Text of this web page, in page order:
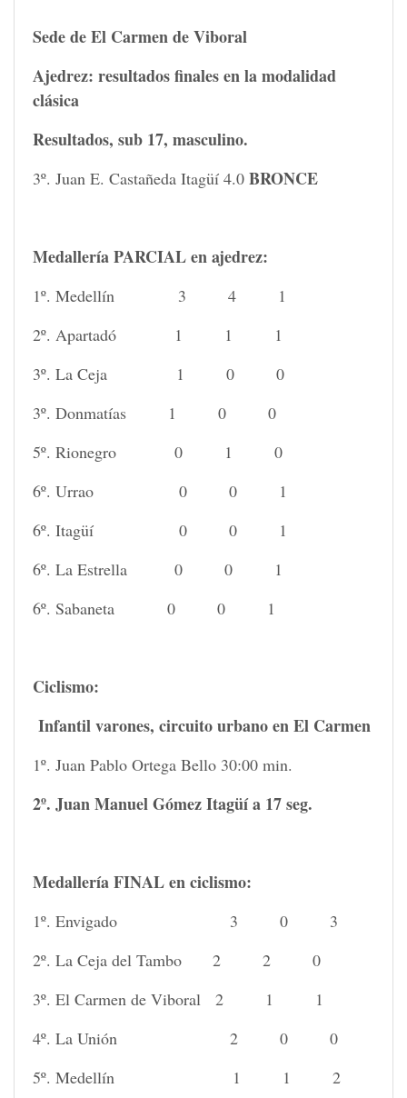
Sede de El Carmen de Viboral
Ajedrez: resultados finales en la modalidad
clásica
Resultados, sub 17, masculino.
3º. Juan E. Castañeda Itagüí 4.0 BRONCE
Medallería PARCIAL en ajedrez:
1º. Medellín 3 4 1
2º. Apartadó 1 1 1
3º. La Ceja 1 0 0
3º. Donmatías 1 0 0
5º. Rionegro 0 1 0
6º. Urrao 0 0 1
6º. Itagüí 0 0 1
6º. La Estrella 0 0 1
6º. Sabaneta 0 0 1
Ciclismo:
Infantil varones, circuito urbano en El Carmen
1º. Juan Pablo Ortega Bello 30:00 min.
2º. Juan Manuel Gómez Itagüí a 17 seg.
Medallería FINAL en ciclismo:
1º. Envigado 3 0 3
2º. La Ceja del Tambo 2 2 0
3º. El Carmen de Viboral 2 1 1
4º. La Unión 2 0 0
5º. Medellín 1 1 2